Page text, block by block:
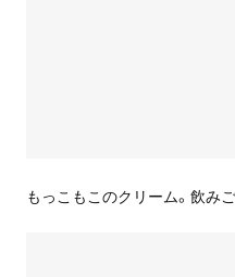
もっこもこのクリーム。飲み